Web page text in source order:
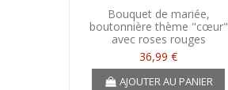
Bouquet de mariée,
boutonnière thème "cœur"
avec roses rouges
36,99 €
AJOUTER AU PANIER